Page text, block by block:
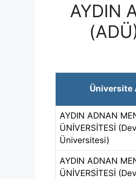
AYDIN
Üniversite
AYDIN ADNAN
ÜNİVERSİTESİ
Üniversitesi)
AYDIN ADNAN
ÜNİVERSİTESİ